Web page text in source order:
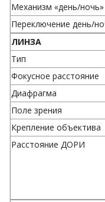
Механизм «день/ночь»
Переключение день/
ЛИНЗА
Тип
Фокусное расстояние
Диафрагма
Поле зрения
Крепление объектива
Расстояние ДОРИ